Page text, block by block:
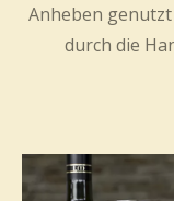
Anheben
durch die